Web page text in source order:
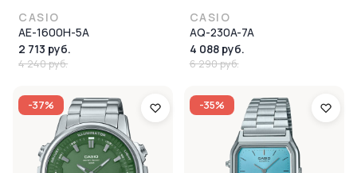
CASIO
AE-1600H-5A
2 713 руб.
4 240 руб.
CASIO
AQ-230A-7A
4 088 руб.
6 290 руб.
-37% -35%